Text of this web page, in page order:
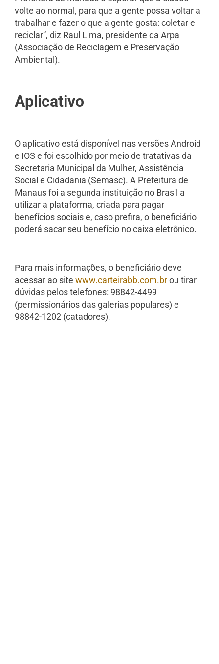
volte ao normal, para que a gente possa voltar a
trabalhar e fazer o que a gente gosta: coletar e
reciclar”, diz Raul Lima, presidente da Arpa
(Associação de Reciclagem e Preservação
Ambiental).
Aplicativo
O aplicativo está disponível nas versões Android
e IOS e foi escolhido por meio de tratativas da
Secretaria Municipal da Mulher, Assistência
Social e Cidadania (Semasc). A Prefeitura de
Manaus foi a segunda instituição no Brasil a
utilizar a plataforma, criada para pagar
benefícios sociais e, caso prefira, o beneficiário
poderá sacar seu benefício no caixa eletrônico.
Para mais informações, o beneficiário deve
acessar ao site www.carteirabb.com.brou tirar
dúvidas pelos telefones: 98842-4499
(permissionários das galerias populares) e
98842-1202 (catadores).